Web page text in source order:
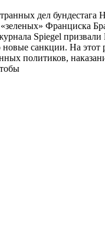
дел бундестага
Франциска
Spiegel
санкции. На этот
политиков,